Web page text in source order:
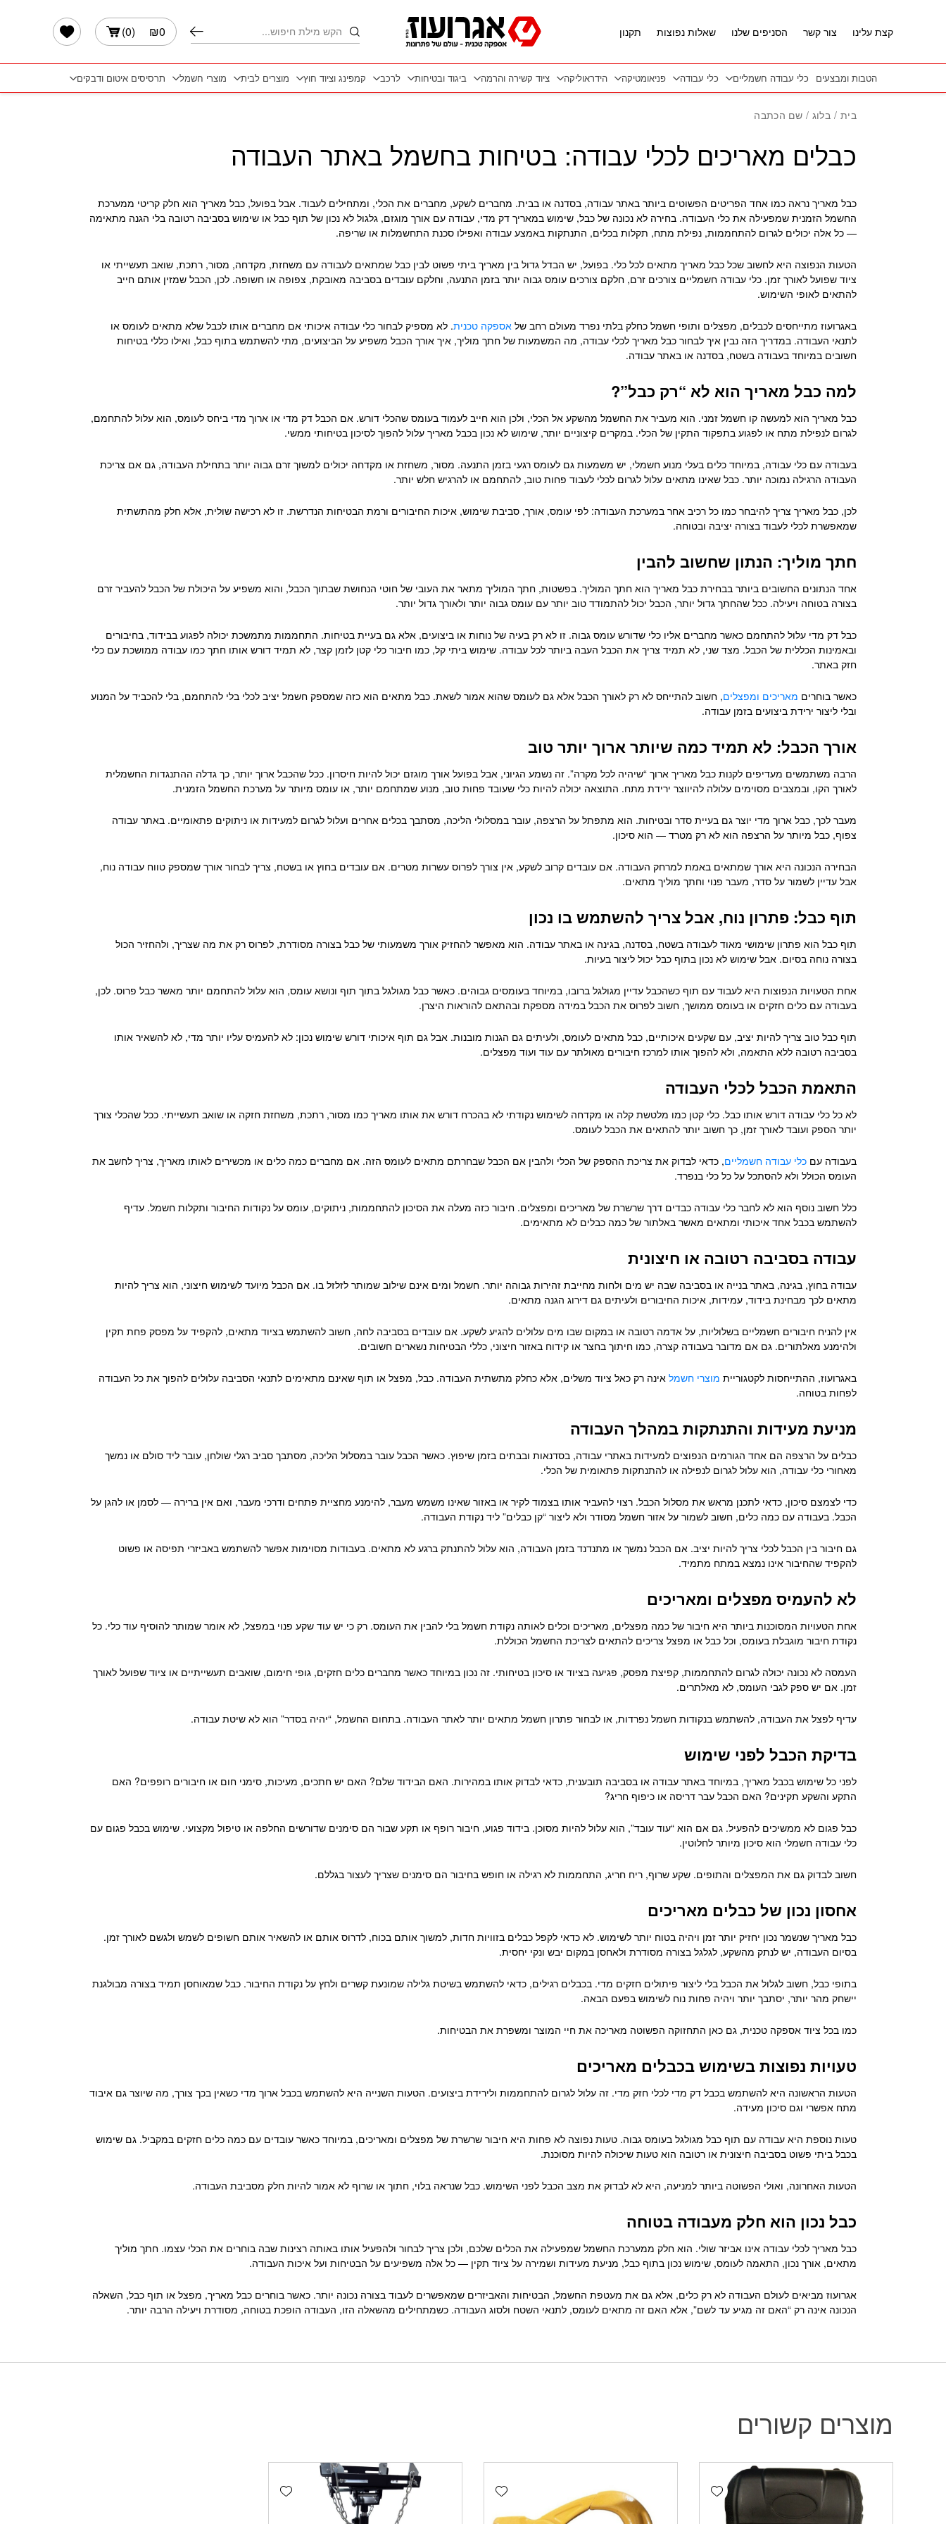
חיפוש
₪0
(
0
)
קצת עלינו
צור קשר הסניפים שלנו שאלות נפוצות תקנון
הטבות ומבצעים כלי עבודה חשמליים כלי עבודה פניאומטיקה הידראוליקה ציוד קשירה והרמה ביגוד ובטיחות לרכב קמפינג וציוד חוץ מוצרים לבית מוצרי חשמל תרסיסים איטום ודבקים
בית / בלוג / שם הכתבה
כבלים מאריכים לכלי עבודה: בטיחות בחשמל באתר העבודה
כבל מאריך נראה כמו אחד הפריטים הפשוטים ביותר באתר עבודה, בסדנה או בבית. מחברים לשקע, מחברים את הכלי, ומתחילים לעבוד. אבל בפועל, כבל מאריך הוא חלק קריטי ממערכת
החשמל הזמנית שמפעילה את כלי העבודה. בחירה לא נכונה של כבל, שימוש במאריך דק מדי, עבודה עם אורך מוגזם, גלגול לא נכון של תוף כבל או שימוש בסביבה רטובה בלי הגנה מתאימה
— כל אלה יכולים לגרום להתחממות, נפילת מתח, תקלות בכלים, התנתקות באמצע עבודה ואפילו סכנת התחשמלות או שריפה.
הטעות הנפוצה היא לחשוב שכל כבל מאריך מתאים לכל כלי. בפועל, יש הבדל גדול בין מאריך ביתי פשוט לבין כבל שמתאים לעבודה עם משחזת, מקדחה, מסור, רתכת, שואב תעשייתי או
ציוד שפועל לאורך זמן. כלי עבודה חשמליים צורכים זרם, חלקם צורכים עומס גבוה יותר בזמן התנעה, וחלקם עובדים בסביבה מאובקת, צפופה או חשופה. לכן, הכבל שמזין אותם חייב
להתאים לאופי השימוש.
באגרועוז מתייחסים לכבלים, מפצלים ותופי חשמל כחלק בלתי נפרד מעולם רחב של אספקה טכנית. לא מספיק לבחור כלי עבודה איכותי אם מחברים אותו לכבל שלא מתאים לעומס או
לתנאי העבודה. במדריך הזה נבין איך לבחור כבל מאריך לכלי עבודה, מה המשמעות של חתך מוליך, איך אורך הכבל משפיע על הביצועים, מתי להשתמש בתוף כבל, ואילו כללי בטיחות
חשובים במיוחד בעבודה בשטח, בסדנה או באתר עבודה.
למה כבל מאריך הוא לא “רק כבל”?
כבל מאריך הוא למעשה קו חשמל זמני. הוא מעביר את החשמל מהשקע אל הכלי, ולכן הוא חייב לעמוד בעומס שהכלי דורש. אם הכבל דק מדי או ארוך מדי ביחס לעומס, הוא עלול להתחמם,
לגרום לנפילת מתח או לפגוע בתפקוד התקין של הכלי. במקרים קיצוניים יותר, שימוש לא נכון בכבל מאריך עלול להפוך לסיכון בטיחותי ממשי.
בעבודה עם כלי עבודה, במיוחד כלים בעלי מנוע חשמלי, יש משמעות גם לעומס רגעי בזמן התנעה. מסור, משחזת או מקדחה יכולים למשוך זרם גבוה יותר בתחילת העבודה, גם אם צריכת
העבודה הרגילה נמוכה יותר. כבל שאינו מתאים עלול לגרום לכלי לעבוד פחות טוב, להתחמם או להרגיש חלש יותר.
לכן, כבל מאריך צריך להיבחר כמו כל רכיב אחר במערכת העבודה: לפי עומס, אורך, סביבת שימוש, איכות החיבורים ורמת הבטיחות הנדרשת. זו לא רכישה שולית, אלא חלק מהתשתית
שמאפשרת לכלי לעבוד בצורה יציבה ובטוחה.
חתך מוליך: הנתון שחשוב להבין
אחד הנתונים החשובים ביותר בבחירת כבל מאריך הוא חתך המוליך. בפשטות, חתך המוליך מתאר את העובי של חוטי הנחושת שבתוך הכבל, והוא משפיע על היכולת של הכבל להעביר זרם
בצורה בטוחה ויעילה. ככל שהחתך גדול יותר, הכבל יכול להתמודד טוב יותר עם עומס גבוה יותר ולאורך גדול יותר.
כבל דק מדי עלול להתחמם כאשר מחברים אליו כלי שדורש עומס גבוה. זו לא רק בעיה של נוחות או ביצועים, אלא גם בעיית בטיחות. התחממות מתמשכת יכולה לפגוע בבידוד, בחיבורים
ובאמינות הכללית של הכבל. מצד שני, לא תמיד צריך את הכבל העבה ביותר לכל עבודה. שימוש ביתי קל, כמו חיבור כלי קטן לזמן קצר, לא תמיד דורש אותו חתך כמו עבודה ממושכת עם כלי
חזק באתר.
כאשר בוחרים מאריכים ומפצלים, חשוב להתייחס לא רק לאורך הכבל אלא גם לעומס שהוא אמור לשאת. כבל מתאים הוא כזה שמספק חשמל יציב לכלי בלי להתחמם, בלי להכביד על המנוע
ובלי ליצור ירידת ביצועים בזמן עבודה.
אורך הכבל: לא תמיד כמה שיותר ארוך יותר טוב
הרבה משתמשים מעדיפים לקנות כבל מאריך ארוך “שיהיה לכל מקרה”. זה נשמע הגיוני, אבל בפועל אורך מוגזם יכול להיות חיסרון. ככל שהכבל ארוך יותר, כך גדלה ההתנגדות החשמלית
לאורך הקו, ובמצבים מסוימים עלולה להיווצר ירידת מתח. התוצאה יכולה להיות כלי שעובד פחות טוב, מנוע שמתחמם יותר, או עומס מיותר על מערכת החשמל הזמנית.
מעבר לכך, כבל ארוך מדי יוצר גם בעיית סדר ובטיחות. הוא מתפתל על הרצפה, עובר במסלולי הליכה, מסתבך בכלים אחרים ועלול לגרום למעידות או ניתוקים פתאומיים. באתר עבודה
צפוף, כבל מיותר על הרצפה הוא לא רק מטרד — הוא סיכון.
הבחירה הנכונה היא אורך שמתאים באמת למרחק העבודה. אם עובדים קרוב לשקע, אין צורך לפרוס עשרות מטרים. אם עובדים בחוץ או בשטח, צריך לבחור אורך שמספק טווח עבודה נוח,
אבל עדיין לשמור על סדר, מעבר פנוי וחתך מוליך מתאים.
תוף כבל: פתרון נוח, אבל צריך להשתמש בו נכון
תוף כבל הוא פתרון שימושי מאוד לעבודה בשטח, בסדנה, בגינה או באתר עבודה. הוא מאפשר להחזיק אורך משמעותי של כבל בצורה מסודרת, לפרוס רק את מה שצריך, ולהחזיר הכול
בצורה נוחה בסיום. אבל שימוש לא נכון בתוף כבל יכול ליצור בעיות.
אחת הטעויות הנפוצות היא לעבוד עם תוף כשהכבל עדיין מגולגל ברובו, במיוחד בעומסים גבוהים. כאשר כבל מגולגל בתוך תוף ונושא עומס, הוא עלול להתחמם יותר מאשר כבל פרוס. לכן,
בעבודה עם כלים חזקים או בעומס ממושך, חשוב לפרוס את הכבל במידה מספקת ובהתאם להוראות היצרן.
תוף כבל טוב צריך להיות יציב, עם שקעים איכותיים, כבל מתאים לעומס, ולעיתים גם הגנות מובנות. אבל גם תוף איכותי דורש שימוש נכון: לא להעמיס עליו יותר מדי, לא להשאיר אותו
בסביבה רטובה ללא התאמה, ולא להפוך אותו למרכז חיבורים מאולתר עם עוד ועוד מפצלים.
התאמת הכבל לכלי העבודה
לא כל כלי עבודה דורש אותו כבל. כלי קטן כמו מלטשת קלה או מקדחה לשימוש נקודתי לא בהכרח דורש את אותו מאריך כמו מסור, רתכת, משחזת חזקה או שואב תעשייתי. ככל שהכלי צורך
יותר הספק ועובד לאורך זמן, כך חשוב יותר להתאים את הכבל לעומס.
בעבודה עם כלי עבודה חשמליים, כדאי לבדוק את צריכת ההספק של הכלי ולהבין אם הכבל שבחרתם מתאים לעומס הזה. אם מחברים כמה כלים או מכשירים לאותו מאריך, צריך לחשב את
העומס הכולל ולא להסתכל על כל כלי בנפרד.
כלל חשוב נוסף הוא לא לחבר כלי עבודה כבדים דרך שרשרת של מאריכים ומפצלים. חיבור כזה מעלה את הסיכון להתחממות, ניתוקים, עומס על נקודות החיבור ותקלות חשמל. עדיף
להשתמש בכבל אחד איכותי ומתאים מאשר באלתור של כמה כבלים לא מתאימים.
עבודה בסביבה רטובה או חיצונית
עבודה בחוץ, בגינה, באתר בנייה או בסביבה שבה יש מים ולחות מחייבת זהירות גבוהה יותר. חשמל ומים אינם שילוב שמותר לזלזל בו. אם הכבל מיועד לשימוש חיצוני, הוא צריך להיות
מתאים לכך מבחינת בידוד, עמידות, איכות החיבורים ולעיתים גם דירוג הגנה מתאים.
אין להניח חיבורים חשמליים בשלוליות, על אדמה רטובה או במקום שבו מים עלולים להגיע לשקע. אם עובדים בסביבה לחה, חשוב להשתמש בציוד מתאים, להקפיד על מפסק פחת תקין
ולהימנע מאלתורים. גם אם מדובר בעבודה קצרה, כמו חיתוך בחצר או קידוח באזור חיצוני, כללי הבטיחות נשארים חשובים.
באגרועוז, ההתייחסות לקטגוריית מוצרי חשמל אינה רק כאל ציוד משלים, אלא כחלק מתשתית העבודה. כבל, מפצל או תוף שאינם מתאימים לתנאי הסביבה עלולים להפוך את כל העבודה
לפחות בטוחה.
מניעת מעידות והתנתקות במהלך העבודה
כבלים על הרצפה הם אחד הגורמים הנפוצים למעידות באתרי עבודה, בסדנאות ובבתים בזמן שיפוץ. כאשר הכבל עובר במסלול הליכה, מסתבך סביב רגלי שולחן, עובר ליד סולם או נמשך
מאחורי כלי עבודה, הוא עלול לגרום לנפילה או להתנתקות פתאומית של הכלי.
כדי לצמצם סיכון, כדאי לתכנן מראש את מסלול הכבל. רצוי להעביר אותו בצמוד לקיר או באזור שאינו משמש מעבר, להימנע מחציית פתחים ודרכי מעבר, ואם אין ברירה — לסמן או להגן על
הכבל. בעבודה עם כמה כלים, חשוב לשמור על אזור חשמל מסודר ולא ליצור “קן כבלים” ליד נקודת העבודה.
גם חיבור בין הכבל לכלי צריך להיות יציב. אם הכבל נמשך או מתנדנד בזמן העבודה, הוא עלול להתנתק ברגע לא מתאים. בעבודות מסוימות אפשר להשתמש באביזרי תפיסה או פשוט
להקפיד שהחיבור אינו נמצא במתח מתמיד.
לא להעמיס מפצלים ומאריכים
אחת הטעויות המסוכנות ביותר היא חיבור של כמה מפצלים, מאריכים וכלים לאותה נקודת חשמל בלי להבין את העומס. רק כי יש עוד שקע פנוי במפצל, לא אומר שמותר להוסיף עוד כלי. כל
נקודת חיבור מוגבלת בעומס, וכל כבל או מפצל צריכים להתאים לצריכת החשמל הכוללת.
העמסה לא נכונה יכולה לגרום להתחממות, קפיצת מפסק, פגיעה בציוד או סיכון בטיחותי. זה נכון במיוחד כאשר מחברים כלים חזקים, גופי חימום, שואבים תעשייתיים או ציוד שפועל לאורך
זמן. אם יש ספק לגבי העומס, לא מאלתרים.
עדיף לפצל את העבודה, להשתמש בנקודות חשמל נפרדות, או לבחור פתרון חשמל מתאים יותר לאתר העבודה. בתחום החשמל, “יהיה בסדר” הוא לא שיטת עבודה.
בדיקת הכבל לפני שימוש
לפני כל שימוש בכבל מאריך, במיוחד באתר עבודה או בסביבה תובענית, כדאי לבדוק אותו במהירות. האם הבידוד שלם? האם יש חתכים, מעיכות, סימני חום או חיבורים רופפים? האם
התקע והשקע תקינים? האם הכבל עבר דריסה או כיפוף חריג?
כבל פגום לא ממשיכים להפעיל. גם אם הוא “עוד עובד”, הוא עלול להיות מסוכן. בידוד פגוע, חיבור רופף או תקע שבור הם סימנים שדורשים החלפה או טיפול מקצועי. שימוש בכבל פגום עם
כלי עבודה חשמלי הוא סיכון מיותר לחלוטין.
חשוב לבדוק גם את המפצלים והתופים. שקע שרוף, ריח חריג, התחממות לא רגילה או חופש בחיבור הם סימנים שצריך לעצור בגללם.
אחסון נכון של כבלים מאריכים
כבל מאריך שנשמר נכון יחזיק יותר זמן ויהיה בטוח יותר לשימוש. לא כדאי לקפל כבלים בזוויות חדות, למשוך אותם בכוח, לדרוס אותם או להשאיר אותם חשופים לשמש ולגשם לאורך זמן.
בסיום העבודה, יש לנתק מהשקע, לגלגל בצורה מסודרת ולאחסן במקום יבש ונקי יחסית.
בתופי כבל, חשוב לגלול את הכבל בלי ליצור פיתולים חזקים מדי. בכבלים רגילים, כדאי להשתמש בשיטת גלילה שמונעת קשרים ולחץ על נקודת החיבור. כבל שמאוחסן תמיד בצורה מבולגנת
יישחק מהר יותר, יסתבך יותר ויהיה פחות נוח לשימוש בפעם הבאה.
כמו בכל ציוד אספקה טכנית, גם כאן התחזוקה הפשוטה מאריכה את חיי המוצר ומשפרת את הבטיחות.
טעויות נפוצות בשימוש בכבלים מאריכים
הטעות הראשונה היא להשתמש בכבל דק מדי לכלי חזק מדי. זה עלול לגרום להתחממות ולירידת ביצועים. הטעות השנייה היא להשתמש בכבל ארוך מדי כשאין בכך צורך, מה שיוצר גם איבוד
מתח אפשרי וגם סיכון מעידה.
טעות נוספת היא עבודה עם תוף כבל מגולגל בעומס גבוה. טעות נפוצה לא פחות היא חיבור שרשרת של מפצלים ומאריכים, במיוחד כאשר עובדים עם כמה כלים חזקים במקביל. גם שימוש
בכבל ביתי פשוט בסביבה חיצונית או רטובה הוא טעות שיכולה להיות מסוכנת.
הטעות האחרונה, ואולי הפשוטה ביותר למניעה, היא לא לבדוק את מצב הכבל לפני השימוש. כבל שנראה בלוי, חתוך או שרוף לא אמור להיות חלק מסביבת העבודה.
כבל נכון הוא חלק מעבודה בטוחה
כבל מאריך לכלי עבודה אינו אביזר שולי. הוא חלק ממערכת החשמל שמפעילה את הכלים שלכם, ולכן צריך לבחור ולהפעיל אותו באותה רצינות שבה בוחרים את הכלי עצמו. חתך מוליך
מתאים, אורך נכון, התאמה לעומס, שימוש נכון בתוף כבל, מניעת מעידות ושמירה על ציוד תקין — כל אלה משפיעים על הבטיחות ועל איכות העבודה.
אגרועוז מביאים לעולם העבודה לא רק כלים, אלא גם את מעטפת החשמל, הבטיחות והאביזרים שמאפשרים לעבוד בצורה נכונה יותר. כאשר בוחרים כבל מאריך, מפצל או תוף כבל, השאלה
הנכונה אינה רק “האם זה מגיע עד לשם”, אלא האם זה מתאים לעומס, לתנאי השטח ולסוג העבודה. כשמתחילים מהשאלה הזו, העבודה הופכת בטוחה, מסודרת ויעילה הרבה יותר.
מוצרים קשורים
Add wishlist
Add wishlist
Add wishlist